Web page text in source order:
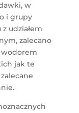
w
i grupy
udziałem
zalecano
wodorem
jak te